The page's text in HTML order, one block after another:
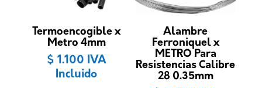
Termoencogible x
Metro 4mm
$ 1.100 IVA
Incluido
Alambre
Ferroniquel x
METRO Para
Resistencias Calibre
28 0.35mm